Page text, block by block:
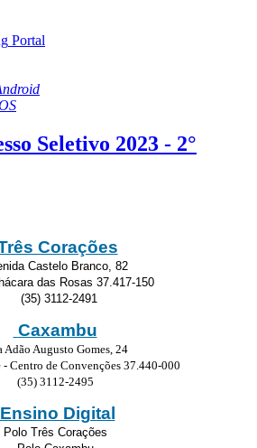
Portal
Seletivo 2023 - 2°
Corações
Castelo Branco, 82
das Rosas 37.417-150
(35) 3112-2491
Caxambu
Adão Augusto Gomes, 24
Centro de Convenções 37.440-000
(35) 3112-2495
Ensino Digital
Polo Três Corações